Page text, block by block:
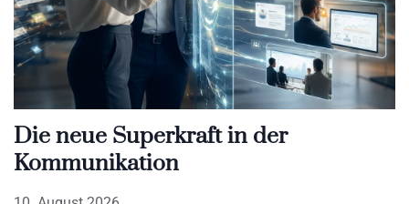
Die neue Superkraft in der
Kommunikation